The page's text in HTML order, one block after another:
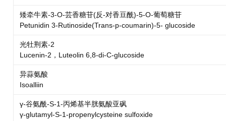
矮牵牛素-3-O-芸香糖苷(反-对香豆酰)-5-O-葡萄糖苷
Petunidin 3-Rutinoside(Trans-p-coumarin)-5- glucoside
光牡荆素-2
Lucenin-2，Luteolin 6,8-di-C-glucoside
异蒜氨酸
Isoalliin
γ-谷氨酰-S-1-丙烯基半胱氨酸亚砜
γ-glutamyl-S-1-propenylcysteine sulfoxide